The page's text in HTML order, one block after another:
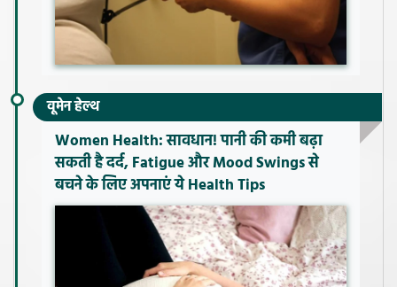
वूमेन हेल्थ
Women Health: सावधान! पानी की कमी बढ़ा
सकती है दर्द, Fatigue और Mood Swings से
बचने के लिए अपनाएं ये Health Tips